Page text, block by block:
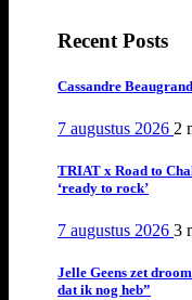
Recent Posts
Cassandre
7 augustus 2026 2
TRIAT x Road to
‘ready to rock’
7 augustus 2026 3
Jelle Geens zet
dat ik nog heb”